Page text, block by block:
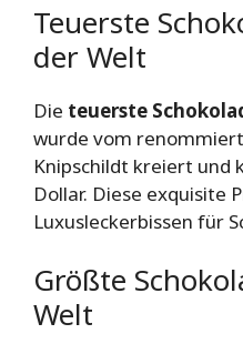
Teuerste
der Welt
Die teuerste
wurde vom
Knipschildt kreiert und
Dollar. Diese exquisite
Luxusleckerbissen für
Größte
Welt